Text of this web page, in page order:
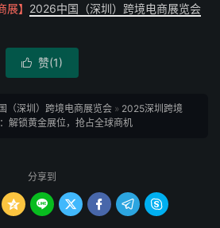
】 2026中国（深圳）跨境电商展览会
 赞(1)
（深圳）跨境电商展览会» 2025深圳跨境
解锁黄金展位，抢占全球商机
分享到
     